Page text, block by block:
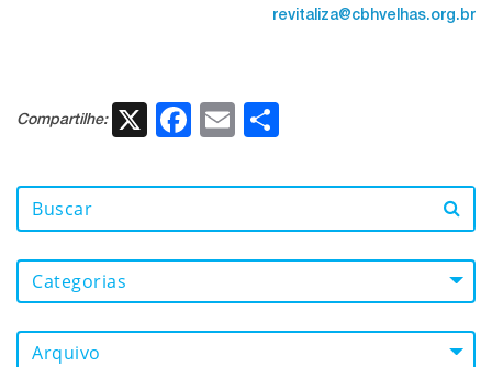
revitaliza@cbhvelhas.org.br
Compartilhe: X Facebook
Email
Categorias
Arquivo